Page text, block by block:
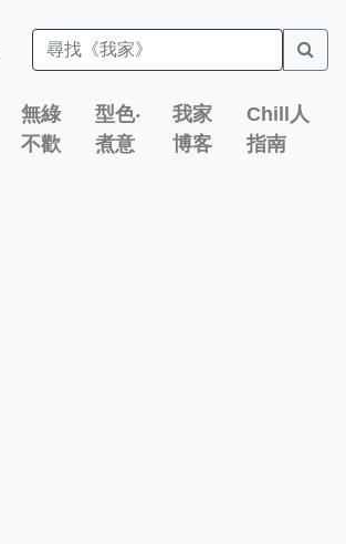
無綠
不歡
型色‧
煮意
我家
博客
Chill人
指南